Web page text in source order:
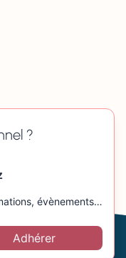
?
évènements…
Adhérer